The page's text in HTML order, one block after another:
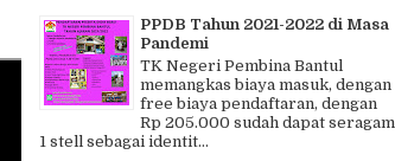
PPDB Tahun 2021-2022 di Masa
Pandemi
TK Negeri Pembina Bantul
memangkas biaya masuk, dengan
free biaya pendaftaran, dengan
Rp 205.000 sudah dapat seragam
1 stell sebagai identit...